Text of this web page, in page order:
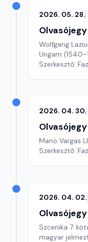
2026. 05. 28.
Olvasójegy
Wolfgang
Ungarn
Szerkesztő:
2026. 04. 30.
Olvasójegy
Mario Vargas
Szerkesztő:
2026. 04. 02.
Olvasójegy
Szcenika 7.
magyar